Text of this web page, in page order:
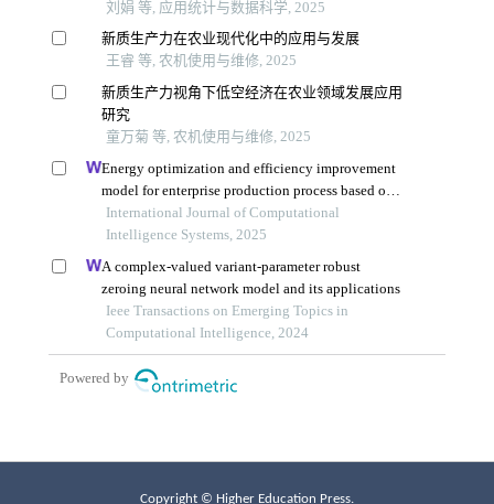
Copyright © Higher Education Press.